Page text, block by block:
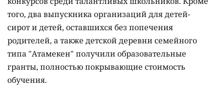
того, два выпускника организаций для детей-
сирот и детей, оставшихся без попечения
родителей, а также детской деревни семейного
типа "Атамекен" получили образовательные
гранты, полностью покрывающие стоимость
обучения.